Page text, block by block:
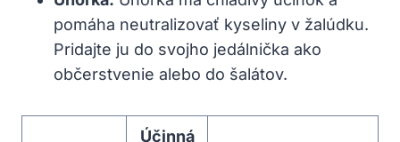
pomáha neutralizovať kyseliny v žalúdku.
Pridajte ju do svojho jedálnička ako
občerstvenie alebo do šalátov.
Účinná